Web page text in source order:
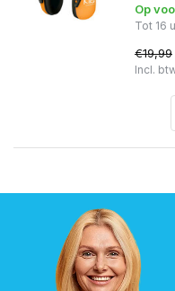
Op
Tot 16
€19,99
Incl.